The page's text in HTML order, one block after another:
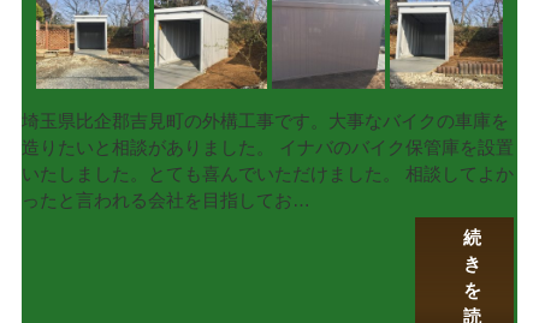
埼玉県比企郡吉見町の外構工事です。大事なバイクの車庫を
造りたいと相談がありました。 イナバのバイク保管庫を設置
いたしました。とても喜んでいただけました。 相談してよか
ったと言われる会社を目指してお…
続
き
を
読